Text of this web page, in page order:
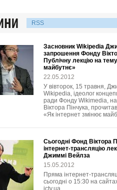
RSS
Засновник Wikipedia
запрошення Фонду
Публічну лекцію на
майбутнє»
22.05.2012
У вівторок, 15 травня,
Wikipedia, ідеолог
ради Фонду Wikimedia,
Віктора Пінчука,
«Як інтернет змінює
Сьогодні Фонд Віктора
інтернет-трансляцію
Джиммі Вейлза
15.05.2012
Пряма інтернет-
сьогодні о 15:30 на
ictv.ua